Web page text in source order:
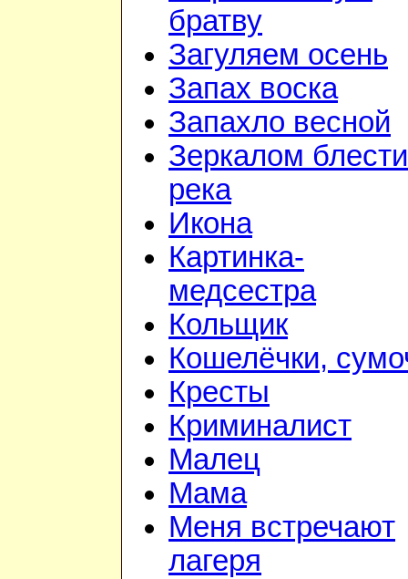
братву
Загуляем осень
Запах воска
Запахло весной
Зеркалом
река
Икона
Картинка-
медсестра
Кольщик
Кошелёчки,
Кресты
Криминалист
Малец
Мама
Меня встречают
лагеря